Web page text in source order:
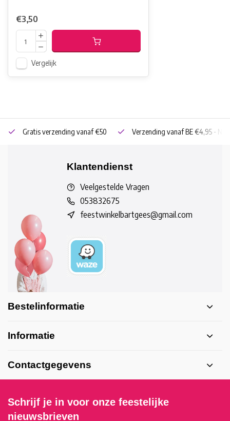
€3,50
Vergelijk
Gratis verzending vanaf €50 Verzending vanaf BE €4,95 - NL
Klantendienst
Veelgestelde Vragen
053832675
feestwinkelbartgees@gmail.com
Bestelinformatie
Informatie
Contactgegevens
Schrijf je in voor onze feestelijke
nieuwsbrieven